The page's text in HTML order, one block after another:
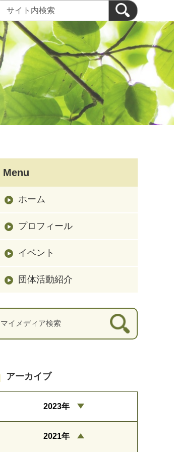
Menu
ホーム
プロフィール
イベント
団体活動紹介
アーカイブ
2023年
2021年